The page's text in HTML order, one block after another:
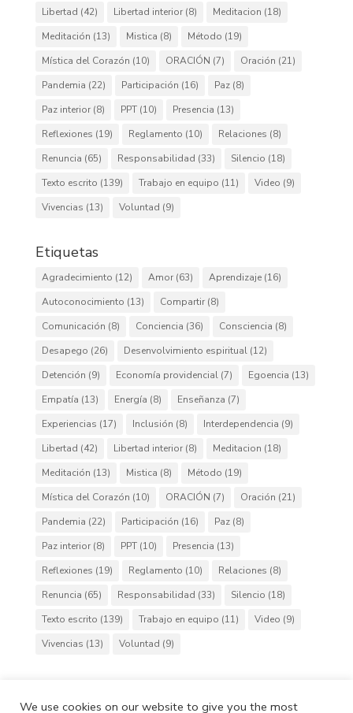
Libertad (42) Libertad interior(8) Meditacion (18)
Meditación (13) Mistica (8) Método (19)
Mística del Corazón (10) ORACIÓN (7) Oración (21)
Pandemia (22) Participación (16) Paz(8)
Paz interior(8) PPT(10) Presencia (13)
Reflexiones (19) Reglamento (10) Relaciones (8)
Renuncia (65) Responsabilidad (33) Silencio (18)
Texto escrito (139) Trabajo en equipo (11) Video (9)
Vivencias (13) Voluntad (9)
Etiquetas
Agradecimiento (12) Amor(63) Aprendizaje(16)
Autoconocimiento (13) Compartir(8)
Comunicación (8) Conciencia (36) Consciencia (8)
Desapego (26) Desenvolvimiento espiritual(12)
Detención (9) Economía providencial(7) Egoencia (13)
Empatía (13) Energía (8) Enseñanza (7)
Experiencias (17) Inclusión (8) Interdependencia (9)
Libertad (42) Libertad interior(8) Meditacion (18)
Meditación (13) Mistica (8) Método (19)
Mística del Corazón (10) ORACIÓN (7) Oración (21)
Pandemia (22) Participación (16) Paz(8)
Paz interior(8) PPT(10) Presencia (13)
Reflexiones (19) Reglamento (10) Relaciones (8)
Renuncia (65) Responsabilidad (33) Silencio (18)
Texto escrito (139) Trabajo en equipo (11) Video (9)
Vivencias (13) Voluntad (9)
We use cookies on our website to give you the most